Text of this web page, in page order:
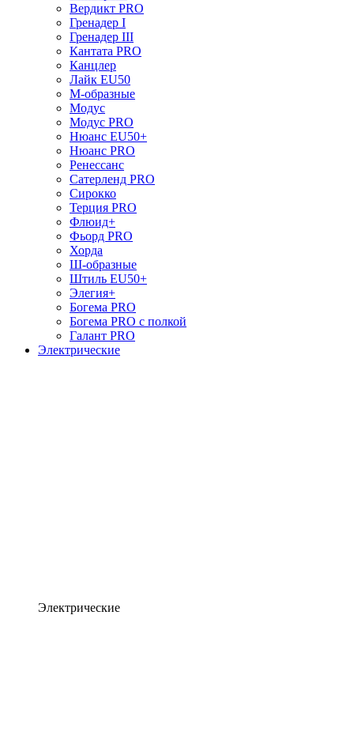
Вердикт PRO
Гренадер I
Гренадер III
Кантата PRO
Канцлер
Лайк EU50
М-образные
Модус
Модус PRO
Нюанс EU50+
Нюанс PRO
Ренессанс
Сатерленд PRO
Сирокко
Терция PRO
Флюид+
Фьорд PRO
Хорда
Ш-образные
Штиль EU50+
Элегия+
Богема PRO
Богема PRO с полкой
Галант PRO
Электрические
Электрические